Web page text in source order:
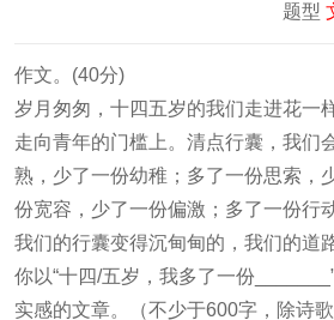
题型
作文。(40分)
岁月匆匆，十四五岁的我们走进花一
走向青年的门槛上。清点行囊，我们
熟，少了一份幼稚；多了一份思索，
份宽容，少了一份偏激；多了一份
我们的行囊变得沉甸甸的，我们的道
你以“十四/五岁，我多了一份
实感的文章。（不少于600字，除诗歌